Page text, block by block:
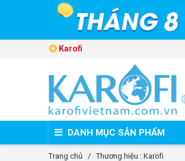
Karofi
DANH MỤC SẢN PHẨM
Trang chủ /Thương hiệu : Karofi